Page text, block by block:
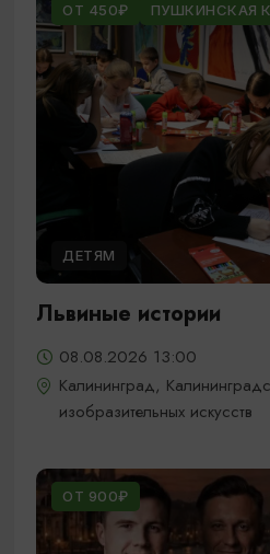
ОТ 450₽ ПУШКИНСКАЯ
ДЕТЯМ
Львиные истории
08.08.2026 13:00
Калининград,
изобразительных искусств
ОТ 900₽